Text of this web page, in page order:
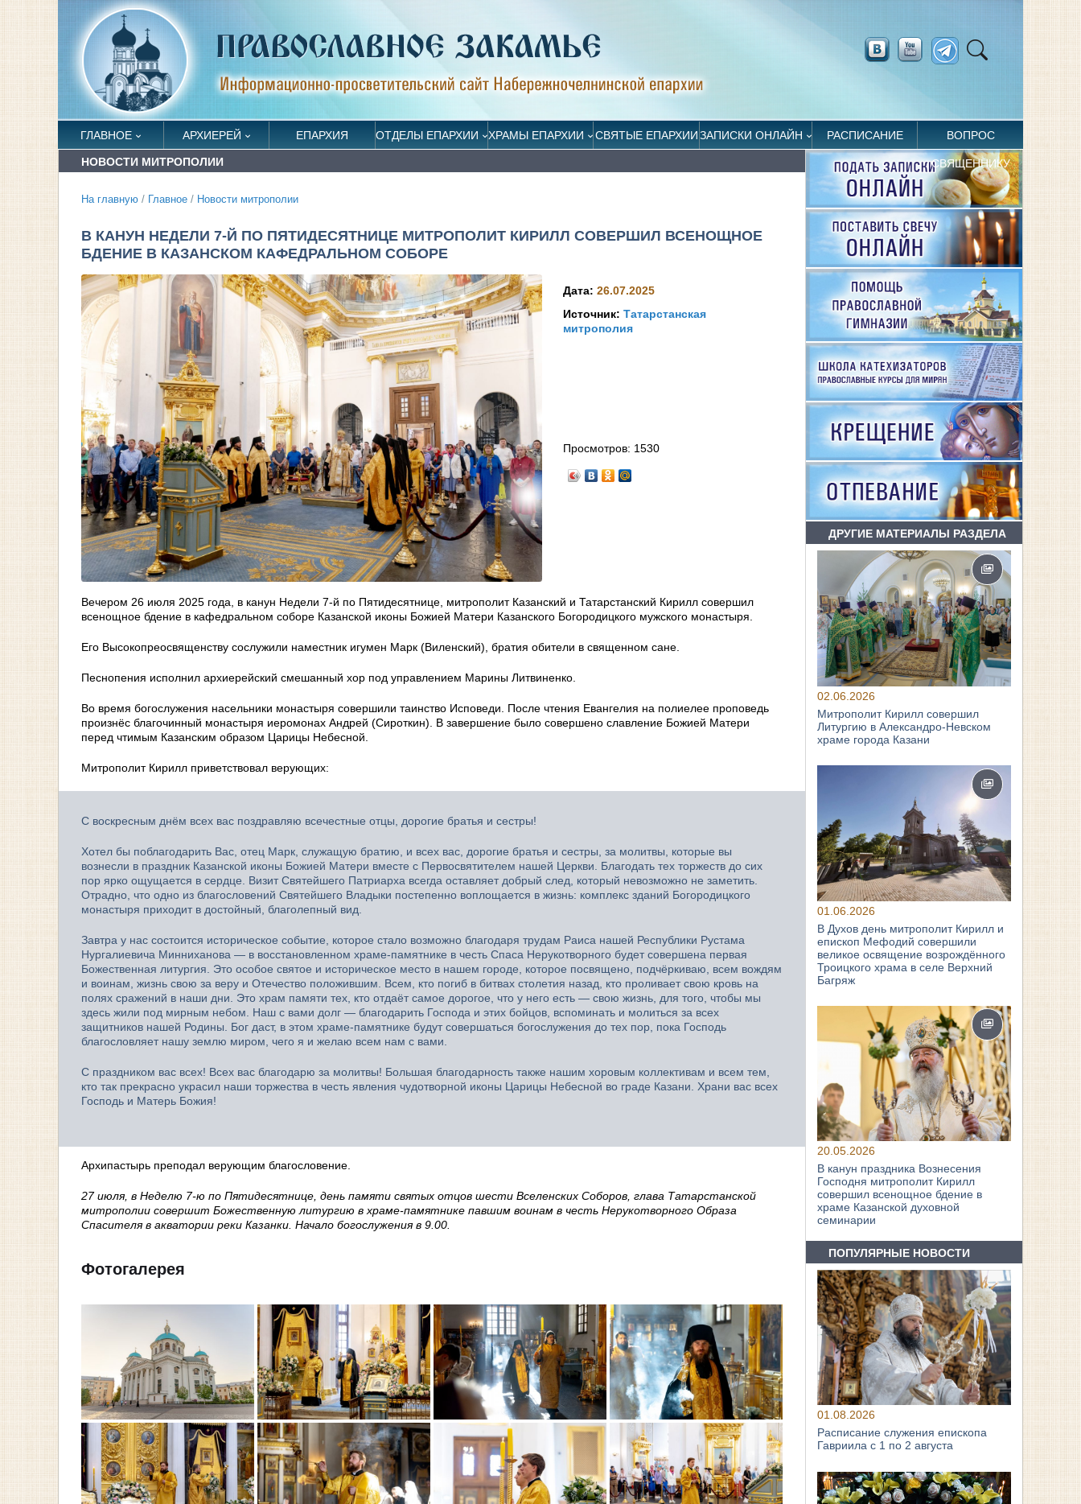
ГЛАВНОЕ АРХИЕРЕЙ ЕПАРХИЯ ОТДЕЛЫ ЕПАРХИИ ХРАМЫ ЕПАРХИИ СВЯТЫЕ ЕПАРХИИЗАПИСКИ ОНЛАЙН РАСПИСАНИЕ ВОПРОС
СВЯЩЕННИКУ
НОВОСТИ МИТРОПОЛИИ
На главную / Главное / Новости митрополии
В КАНУН НЕДЕЛИ 7-Й ПО ПЯТИДЕСЯТНИЦЕ МИТРОПОЛИТ КИРИЛЛ СОВЕРШИЛ ВСЕНОЩНОЕ
БДЕНИЕ В КАЗАНСКОМ КАФЕДРАЛЬНОМ СОБОРЕ
Дата:26.07.2025
Источник:Татарстанская
митрополия
Просмотров: 1530
Вечером 26 июля 2025 года, в канун Недели 7-й по Пятидесятнице, митрополит Казанский и Татарстанский Кирилл совершил
всенощное бдение в кафедральном соборе Казанской иконы Божией Матери Казанского Богородицкого мужского монастыря.
Его Высокопреосвященству сослужили наместник игумен Марк (Виленский), братия обители в священном сане.
Песнопения исполнил архиерейский смешанный хор под управлением Марины Литвиненко.
Во время богослужения насельники монастыря совершили таинство Исповеди. После чтения Евангелия на полиелее проповедь
произнёс благочинный монастыря иеромонах Андрей (Сироткин). В завершение было совершено славление Божией Матери
перед чтимым Казанским образом Царицы Небесной.
Митрополит Кирилл приветствовал верующих:
С воскресным днём всех вас поздравляю всечестные отцы, дорогие братья и сестры!
Хотел бы поблагодарить Вас, отец Марк, служащую братию, и всех вас, дорогие братья и сестры, за молитвы, которые вы
вознесли в праздник Казанской иконы Божией Матери вместе с Первосвятителем нашей Церкви. Благодать тех торжеств до сих
пор ярко ощущается в сердце. Визит Святейшего Патриарха всегда оставляет добрый след, который невозможно не заметить.
Отрадно, что одно из благословений Святейшего Владыки постепенно воплощается в жизнь: комплекс зданий Богородицкого
монастыря приходит в достойный, благолепный вид.
Завтра у нас состоится историческое событие, которое стало возможно благодаря трудам Раиса нашей Республики Рустама
Нургалиевича Минниханова — в восстановленном храме-памятнике в честь Спаса Нерукотворного будет совершена первая
Божественная литургия. Это особое святое и историческое место в нашем городе, которое посвящено, подчёркиваю, всем вождям
и воинам, жизнь свою за веру и Отечество положившим. Всем, кто погиб в битвах столетия назад, кто проливает свою кровь на
полях сражений в наши дни. Это храм памяти тех, кто отдаёт самое дорогое, что у него есть — свою жизнь, для того, чтобы мы
здесь жили под мирным небом. Наш с вами долг — благодарить Господа и этих бойцов, вспоминать и молиться за всех
защитников нашей Родины. Бог даст, в этом храме-памятнике будут совершаться богослужения до тех пор, пока Господь
благословляет нашу землю миром, чего я и желаю всем нам с вами.
С праздником вас всех! Всех вас благодарю за молитвы! Большая благодарность также нашим хоровым коллективам и всем тем,
кто так прекрасно украсил наши торжества в честь явления чудотворной иконы Царицы Небесной во граде Казани. Храни вас всех
Господь и Матерь Божия!
Архипастырь преподал верующим благословение.
27 июля, в Неделю 7-ю по Пятидесятнице, день памяти святых отцов шести Вселенских Соборов, глава Татарстанской
митрополии совершит Божественную литургию в храме-памятнике павшим воинам в честь Нерукотворного Образа
Спасителя в акватории реки Казанки. Начало богослужения в 9.00.
Фотогалерея
ДРУГИЕ МАТЕРИАЛЫ РАЗДЕЛА
02.06.2026
Митрополит Кирилл совершил
Литургию в Александро-Невском
храме города Казани
01.06.2026
В Духов день митрополит Кирилл и
епископ Мефодий совершили
великое освящение возрождённого
Троицкого храма в селе Верхний
Багряж
20.05.2026
В канун праздника Вознесения
Господня митрополит Кирилл
совершил всенощное бдение в
храме Казанской духовной
семинарии
ПОПУЛЯРНЫЕ НОВОСТИ
01.08.2026
Расписание служения епископа
Гавриила с 1 по 2 августа